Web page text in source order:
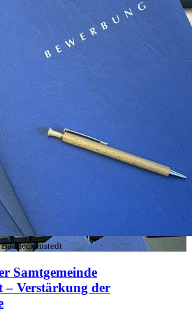
Samtgemeinde
– Verstärkung der